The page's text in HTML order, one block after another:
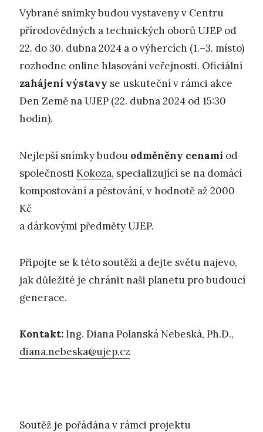
Vybrané snímky budou vystaveny v Centru
přírodovědných a technických oborů UJEP od
22. do 30. dubna 2024 a o výhercích (1.–3. místo)
rozhodne online hlasování veřejnosti. Oficiální
zahájení výstavy se uskuteční v rámci akce
Den Země na UJEP (22. dubna 2024 od 15:30
hodin).
Nejlepší snímky budou odměněny cenami od
společnosti Kokoza, specializující se na domácí
kompostování a pěstování, v hodnotě až 2000
Kč
a dárkovými předměty UJEP.
Připojte se k této soutěži a dejte světu najevo,
jak důležité je chránit naši planetu pro budoucí
generace.
Kontakt:Ing. Diana Polanská Nebeská, Ph.D.,
diana.nebeska@ujep.cz
Soutěž je pořádána v rámci projektu